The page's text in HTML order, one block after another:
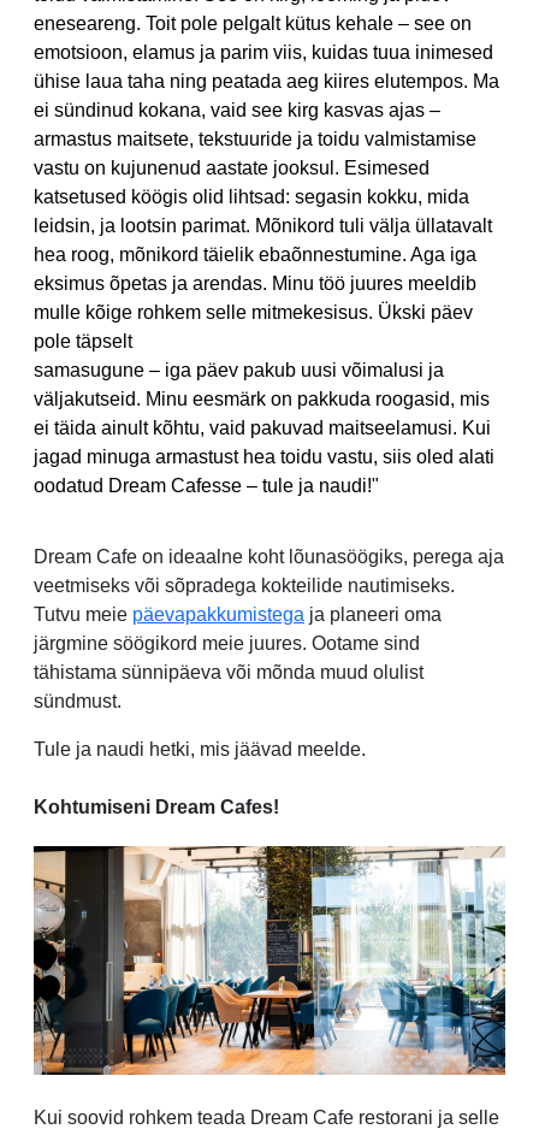
eneseareng. Toit pole pelgalt kütus kehale – see on
emotsioon, elamus ja parim viis, kuidas tuua inimesed
ühise laua taha ning peatada aeg kiires elutempos. Ma
ei sündinud kokana, vaid see kirg kasvas ajas –
armastus maitsete, tekstuuride ja toidu valmistamise
vastu on kujunenud aastate jooksul. Esimesed
katsetused köögis olid lihtsad: segasin kokku, mida
leidsin, ja lootsin parimat. Mõnikord tuli välja üllatavalt
hea roog, mõnikord täielik ebaõnnestumine. Aga iga
eksimus õpetas ja arendas. Minu töö juures meeldib
mulle kõige rohkem selle mitmekesisus. Ükski päev
pole täpselt
samasugune – iga päev pakub uusi võimalusi ja
väljakutseid. Minu eesmärk on pakkuda roogasid, mis
ei täida ainult kõhtu, vaid pakuvad maitseelamusi. Kui
jagad minuga armastust hea toidu vastu, siis oled alati
oodatud Dream Cafesse – tule ja naudi!"
Dream Cafe on ideaalne koht lõunasöögiks, perega aja
veetmiseks või sõpradega kokteilide nautimiseks.
Tutvu meie päevapakkumistega ja planeeri oma
järgmine söögikord meie juures. Ootame sind
tähistama sünnipäeva või mõnda muud olulist
sündmust.
Tule ja naudi hetki, mis jäävad meelde.
Kohtumiseni Dream Cafes!
Kui soovid rohkem teada Dream Cafe restorani ja selle